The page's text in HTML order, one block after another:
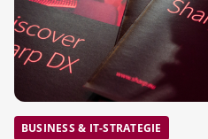
BUSINESS & IT-STRATEGIE